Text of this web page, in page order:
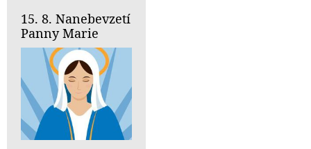
15. 8. Nanebevzetí
Panny Marie